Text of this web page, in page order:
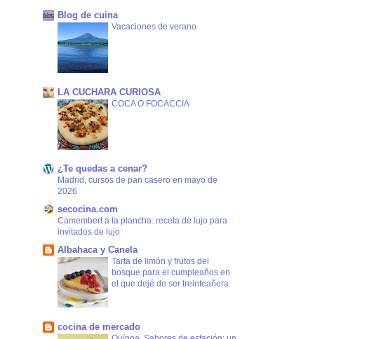
Blog de cuina
Vacaciones de verano
LA CUCHARA CURIOSA
COCA O FOCACCIA
¿Te quedas a cenar?
Madrid, cursos de pan casero en mayo de
2026
secocina.com
Camembert a la plancha: receta de lujo para
invitados de lujo
Albahaca y Canela
Tarta de limón y frutos del
bosque para el cumpleaños en
el que dejé de ser treinteañera
cocina de mercado